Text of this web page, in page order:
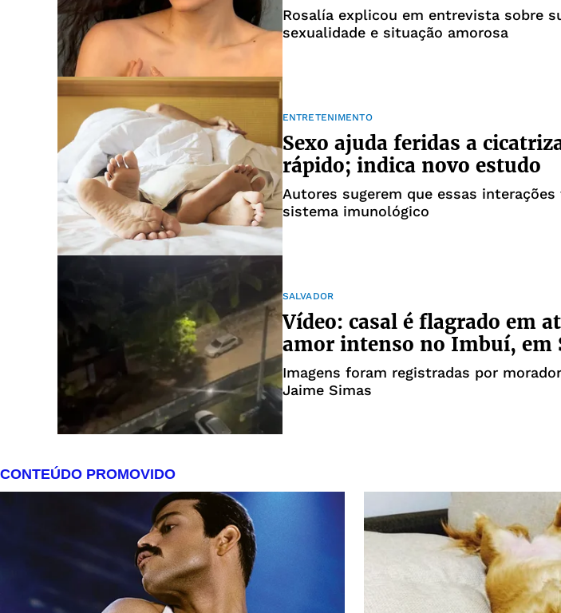
Rosalía explicou em entrevista sobre
sexualidade e situação amorosa
ENTRETENIMENTO
Sexo ajuda feridas a
rápido; indica novo estudo
Autores sugerem que essas
sistema imunológico
SALVADOR
Vídeo: casal é flagrado em
amor intenso no Imbuí, em
Imagens foram registradas por
Jaime Simas